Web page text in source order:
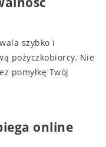
szybko i
pożyczkobiorcy. Nie
pomyłkę Twój
online